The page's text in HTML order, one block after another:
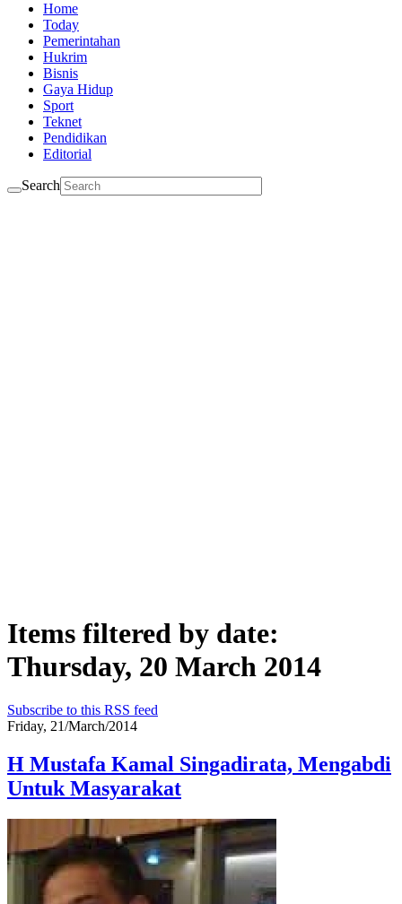
Home
Today
Pemerintahan
Hukrim
Bisnis
Gaya Hidup
Sport
Teknet
Pendidikan
Editorial
Search
Items filtered by date:
Thursday, 20 March 2014
Subscribe to this RSS feed
Friday, 21/March/2014
H Mustafa Kamal Singadirata, Mengabdi
Untuk Masyarakat